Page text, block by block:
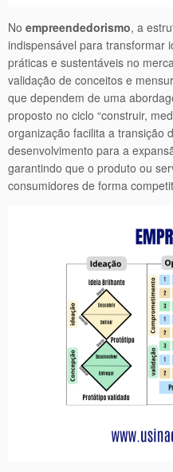
No empreendedorismo, a
indispensável para transformar
práticas e sustentáveis no
validação de conceitos e
que dependem de uma
proposto no ciclo “construir,
organização facilita a transição
desenvolvimento para a
garantindo que o produto ou
consumidores de forma